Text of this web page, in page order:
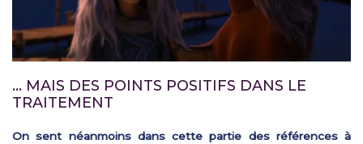
… MAIS DES POINTS POSITIFS DANS LE
TRAITEMENT
On sent néanmoins dans cette partie des références à